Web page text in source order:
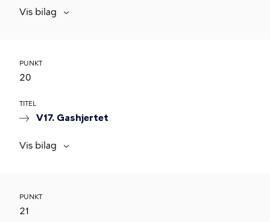
Vis bilag
PUNKT
20
TITEL
V17. Gashjertet
Vis bilag
PUNKT
21